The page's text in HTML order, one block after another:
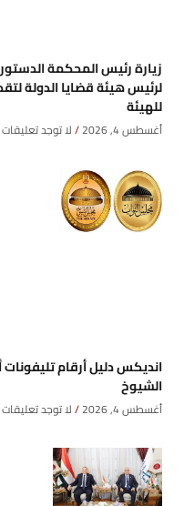
زيارة رئيس المحكمة
لرئيس هيئة قضايا الدولة
للهيئة
أغسطس 4, 2026 لا توجد تعليقات
انديكس دليل أرقام
الشيوخ
أغسطس 4, 2026 لا توجد تعليقات